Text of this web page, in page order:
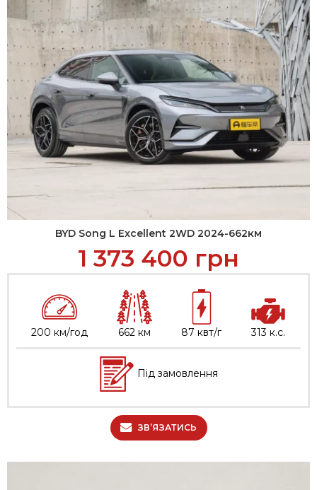
BYD Song L Excellent 2WD 2024-662км
1 373 400 грн
200 км/год 662 км 87 квт/г 313 к.с.
Під замовлення
ЗВ’ЯЗАТИСЬ